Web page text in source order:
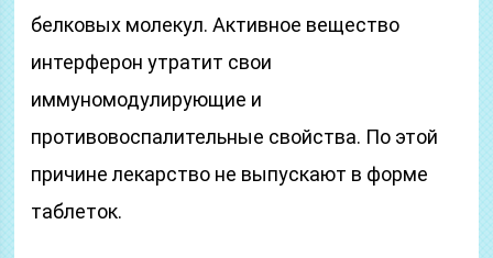
белковых молекул. Активное вещество
интерферон утратит свои
иммуномодулирующие и
противовоспалительные свойства. По этой
причине лекарство не выпускают в форме
таблеток.